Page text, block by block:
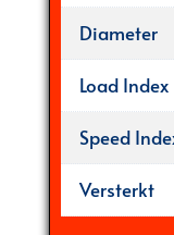
Diameter
Load Index
Speed
Versterkt